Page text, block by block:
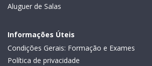
Aluguer de Salas
Informações Úteis
Condições Gerais: Formação e Exames
Política de privacidade